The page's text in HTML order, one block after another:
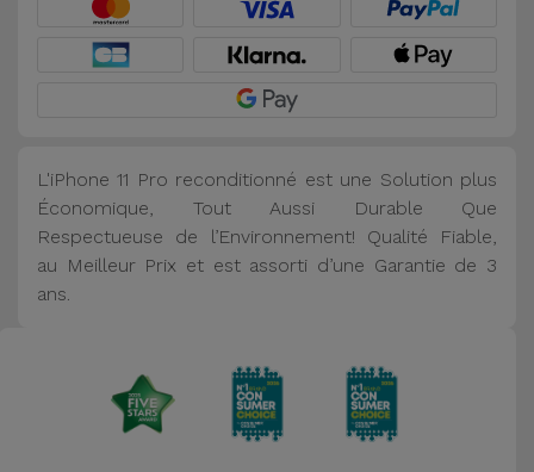
L'iPhone 11 Pro reconditionné est une Solution plus
Économique, Tout Aussi Durable Que
Respectueuse de l’Environnement! Qualité Fiable,
au Meilleur Prix et est assorti d’une Garantie de 3
ans.